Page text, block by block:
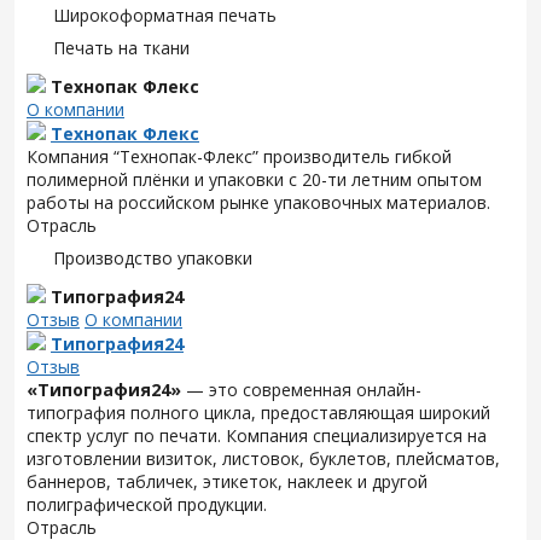
Широкоформатная печать
Печать на ткани
Технопак Флекс
О компании
Технопак Флекс
Компания “Технопак-Флекс” производитель гибкой
полимерной плёнки и упаковки с 20-ти летним опытом
работы на российском рынке упаковочных материалов.
Отрасль
Производство упаковки
Типография24
Отзыв О компании
Типография24
Отзыв
«Типография24» — это современная онлайн-
типография полного цикла, предоставляющая широкий
спектр услуг по печати. Компания специализируется на
изготовлении визиток, листовок, буклетов, плейсматов,
баннеров, табличек, этикеток, наклеек и другой
полиграфической продукции.
Отрасль